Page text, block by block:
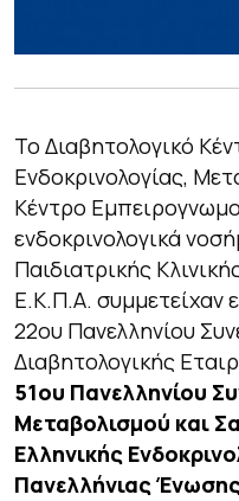
Το Διαβητολογικό
Ενδοκρινολογίας,
Κέντρο
ενδοκρινολογικά
Παιδιατρικής
Ε.Κ.Π.Α. συμμετείχαν
22oυ Πανελληνίου
Διαβητολογικής
51oυ Πανελληνίου
Μεταβολισμού και
Ελληνικής
Πανελλήνιας